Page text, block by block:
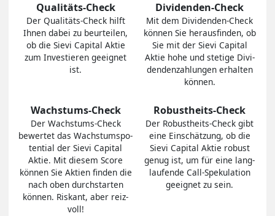
Qualitäts-Check
Der Quali­täts-Check hilft
Ihnen dabei zu be­ur­tei­len,
ob die Sievi Capital Aktie
zum In­ves­tie­ren geeig­net
ist.
Dividenden-Check
Mit dem Divi­den­den-Check
können Sie heraus­finden, ob
Sie mit der Sievi Capital
Aktie hohe und stetige Divi­
den­den­zah­lungen er­hal­ten
können.
Wachstums-Check
Der Wachs­tums-Check
bewertet das Wachs­tums­po­
ten­tial der Sievi Capital
Aktie. Mit diesem Score
können Sie Aktien finden die
nach oben durch­star­ten
können. Riskant, aber reiz­
voll!
Robustheits-Check
Der Robust­heits-Check gibt
eine Ein­schät­zung, ob die
Sievi Capital Aktie robust
genug ist, um für eine lang­
lau­fen­de Call-Spe­ku­la­tion
ge­eig­net zu sein.